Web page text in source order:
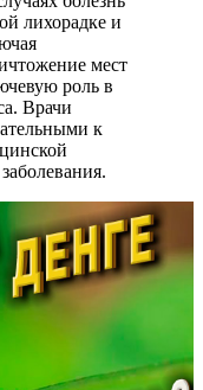
лихорадке и
мест
роль в
Врачи
к